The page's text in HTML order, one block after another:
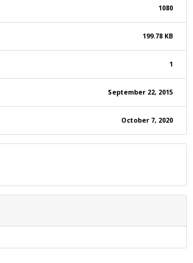
1080
199.78 KB
1
September 22, 2015
October 7, 2020